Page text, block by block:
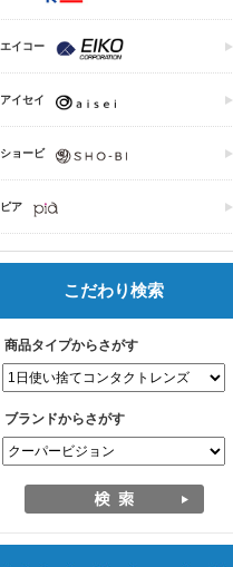
エイコー
アイセイ
ショービ
ピア
こだわり検索
商品タイプからさがす
ブランドからさがす